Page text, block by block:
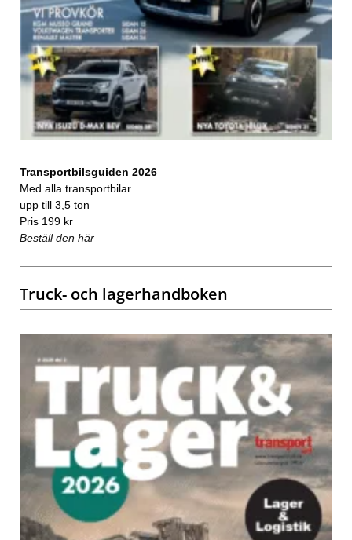
Transportbilsguiden 2026
Med alla transportbilar
upp till 3,5 ton
Pris 199 kr
Beställ den här
Truck- och lagerhandboken